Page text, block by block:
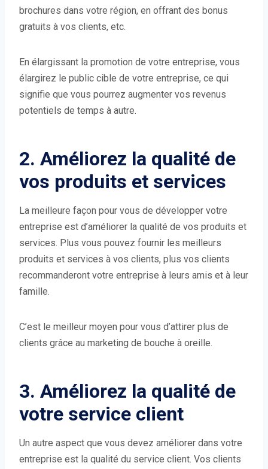
brochures dans votre région, en offrant des bonus
gratuits à vos clients, etc.
En élargissant la promotion de votre entreprise, vous
élargirez le public cible de votre entreprise, ce qui
signifie que vous pourrez augmenter vos revenus
potentiels de temps à autre.
2. Améliorez la qualité de
vos produits et services
La meilleure façon pour vous de développer votre
entreprise est d’améliorer la qualité de vos produits et
services. Plus vous pouvez fournir les meilleurs
produits et services à vos clients, plus vos clients
recommanderont votre entreprise à leurs amis et à leur
famille.
C’est le meilleur moyen pour vous d’attirer plus de
clients grâce au marketing de bouche à oreille.
3. Améliorez la qualité de
votre service client
Un autre aspect que vous devez améliorer dans votre
entreprise est la qualité du service client. Vos clients